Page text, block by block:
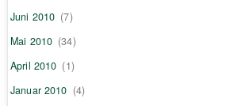
Juni 2010 (7)
Mai 2010 (34)
April 2010 (1)
Januar 2010 (4)